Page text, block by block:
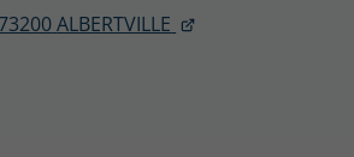
ALBERTVILLE